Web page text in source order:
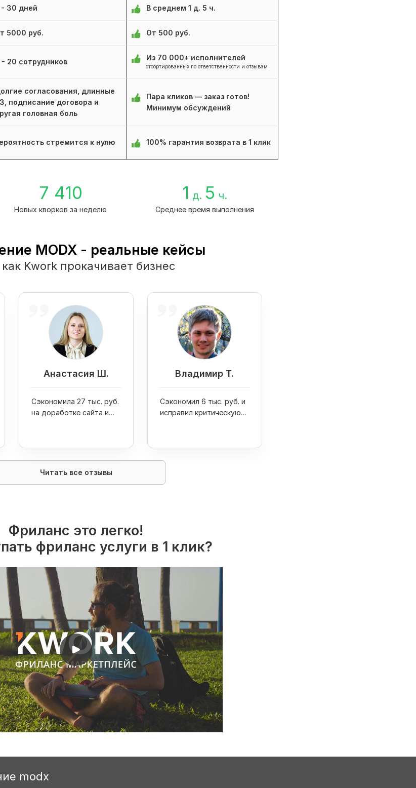
- 30 дней В среднем 1 д. 5 ч.
5000 руб. От 500 руб.
- 20 сотрудников Из 70 000+ исполнителей
отсортированных по ответственности и отзывам
согласования, длинные
подписание договора и
головная боль
Пара кликов — заказ готов!
Минимум обсуждений
стремится к нулю 100% гарантия возврата в 1 клик
7 410
Новых кворков за неделю
1 д. 5 ч.
Среднее время выполнения
MODX - реальные кейсы
Kwork прокачивает бизнес
Анастасия Ш.
Сэкономила 27 тыс. руб.
на доработке сайта и
раза
Владимир Т.
Сэкономил 6 тыс. руб. и
исправил критическую
Читать все отзывы
Фриланс это легко!
фриланс услуги в 1 клик?
modx